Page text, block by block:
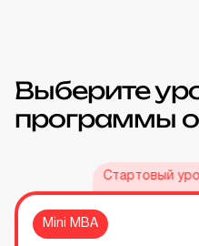
Выберите
программы
Стартовый
Mini MBA